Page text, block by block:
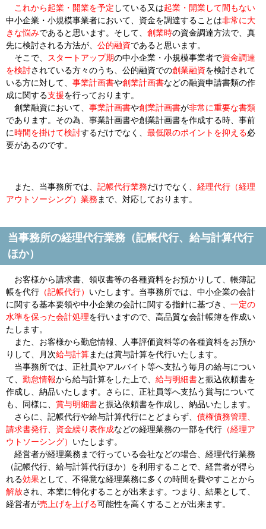
これから起業・開業を予定 している又は起業・開業して間もない
中小企業・小規模事業者において、資金を調達することは非常に大
きな悩みであると思います。そして、 創業時の資金調達方法で、真
先に検討される方法が、 公的融資であると思います。
そこで、
スタートアップ期の中小企業・小規模事業者で資金調達
を検討されている方々のうち、公的融資での創業融資を検討されて
いる方に対して、 事業計画書や創業計画書などの融資申請書類の作
成に関する支援を行っております。
創業融資において、 事業計画書や創業計画書が非常に重要な書類
であります。その為、事業計画書や創業計画書を作成する時、 事前
に時間を掛けて検討するだけでなく、 最低限のポイントを抑える必
要があるのです。
また、当事務所では、 記帳代行業務だけでなく、 経理代行 （経理
アウトソーシング） 業務 まで、対応しております。
当事務所の経理代行業務（記帳代行、給与計算代行
ほか）
お客様から請求書、領収書等の各種資料をお預かりして、帳簿記
帳を代行 （記帳代行） いたします。当事務所では、 中小企業の会計
に関する基本要領や中小企業の会計に関する指針に基づき、 一定の
水準を保った会計処理を行いますので、高品質な会計帳簿を作成い
たします。
また、お客様から勤怠情報、人事評価資料等の各種資料をお預か
りして、月次給与計算または賞与計算を代行いたします。
当事務所では、正社員やアルバイト等へ支払う毎月の給与につい
て、 勤怠情報から給与計算をした上で、 給与明細書と振込依頼書を
作成し、納品いたします。さらに、正社員等へ支払う賞与について
も、同様に、 賞与明細書と振込依頼書を作成し、納品いたします。
さらに、記帳代行や給与計算代行にとどまらず、 債権債務管理、
請求書発行、資金繰り表作成などの経理業務の一部を代行 （経理ア
ウトソーシング） いたします。
経営者が経理業務まで行っている会社などの場合、経理代行業務
（記帳代行、給与計算代行ほか）を利用することで、経営者が得ら
れる効果として、 不得意な経理業務に多くの時間を費やすことから
解放され、本業に特化することが出来ます。つまり、結果として、
経営者が売上げを上げる可能性を高くすることが出来ます。